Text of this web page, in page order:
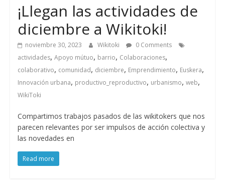
¡Llegan las actividades de
diciembre a Wikitoki!
noviembre 30, 2023 Wikitoki
0 Comments
actividades, Apoyo mútuo, barrio, Colaboraciones,
colaborativo, comunidad, diciembre, Emprendimiento, Euskera,
Innovación urbana, productivo_reproductivo, urbanismo, web,
WikiToki
Compartimos trabajos pasados de las wikitokers que nos
parecen relevantes por ser impulsos de acción colectiva y
las novedades en
Read more